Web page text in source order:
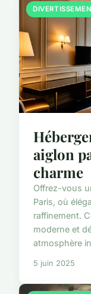
aiglon
charme
Offrez-vous
Paris, où
raffinement.
moderne et
atmosphère
5 juin 2025